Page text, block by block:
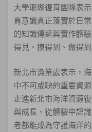
大學珊瑚復育團隊表
育意識真正落實於日
的知識傳遞與實作體
得見、摸得到、做得
新北市漁業處表示，
中不可或缺的重要資
走進新北市海洋資源
與成長，從體驗中認
者都能成為守護海洋